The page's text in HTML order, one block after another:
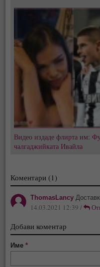
Видео издаде флирта им:
чалгаджийката Ивайла
Коментари (1)
ThomasLancy
14.03.2021 12:39 /
Добави коментар
Име*